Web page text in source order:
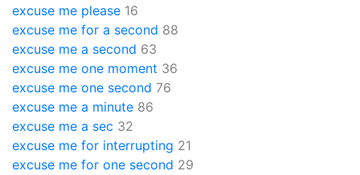
excuse me please 16
excuse me for a second 88
excuse me a second 63
excuse me one moment 36
excuse me one second 76
excuse me a minute 86
excuse me a sec 32
excuse me for interrupting 21
excuse me for one second 29